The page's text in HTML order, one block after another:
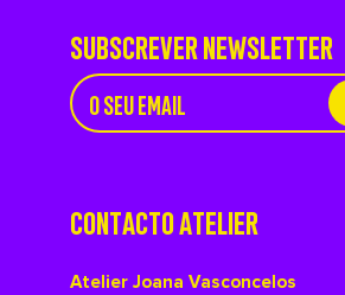
SUBSCREVER NEWSLETTER
CONTACTO ATELIER
Atelier Joana Vasconcelos